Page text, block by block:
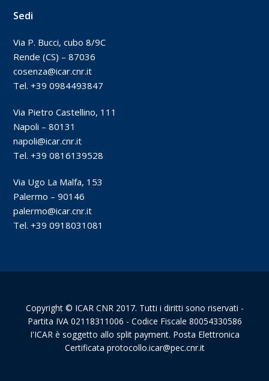
Sedi
Via P. Bucci, cubo 8/9C
Rende (CS) – 87036
cosenza@icar.cnr.it
Tel. +39 0984493847
Via Pietro Castellino, 111
Napoli – 80131
napoli@icar.cnr.it
Tel. +39 0816139528
Via Ugo La Malfa, 153
Palermo – 90146
palermo@icar.cnr.it
Tel. +39 0918031081
Copyright © ICAR CNR 2017. Tutti i diritti sono riservati -
Partita IVA 02118311006 - Codice Fiscale 80054330586
I'ICAR è soggetto allo split payment. Posta Elettronica
Certificata protocollo.icar@pec.cnr.it